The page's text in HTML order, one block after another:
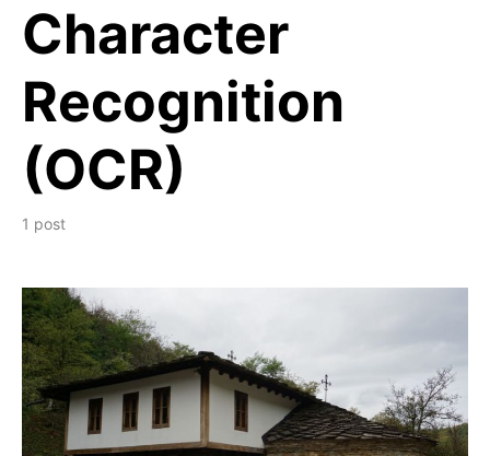
Character
Recognition
(OCR)
1 post